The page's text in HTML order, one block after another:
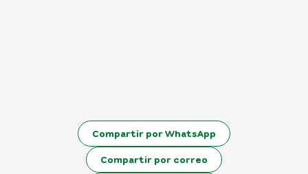
Compartir por WhatsApp
Compartir por correo